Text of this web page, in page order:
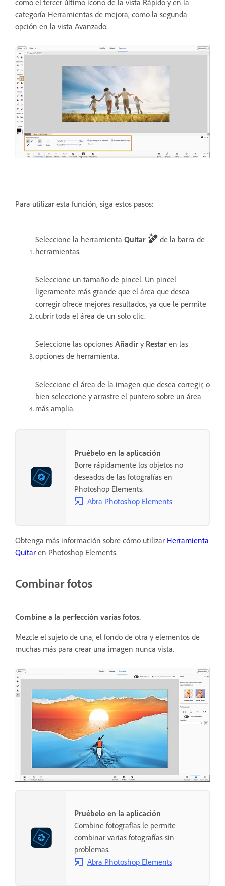
como el tercer último icono de la vista Rápido y en la
categoría Herramientas de mejora, como la segunda
opción en la vista Avanzado.
Para utilizar esta función, siga estos pasos:
Seleccione la herramienta Quitar
de la barra de
herramientas.
Seleccione un tamaño de pincel. Un pincel
ligeramente más grande que el área que desea
corregir ofrece mejores resultados, ya que le permite
cubrir toda el área de un solo clic.
Seleccione las opciones Añadir y Restar en las
opciones de herramienta.
Seleccione el área de la imagen que desea corregir, o
bien seleccione y arrastre el puntero sobre un área
más amplia.
Pruébelo en la aplicación
Borre rápidamente los objetos no
deseados de las fotografías en
Photoshop Elements.
Abra Photoshop Elements
Obtenga más información sobre cómo utilizar Herramienta
Quitar en Photoshop Elements.
Combinar fotos
Combine a la perfección varias fotos.
Mezcle el sujeto de una, el fondo de otra y elementos de
muchas más para crear una imagen nunca vista.
Pruébelo en la aplicación
Combine fotografías le permite
combinar varias fotografías sin
problemas.
Abra Photoshop Elements